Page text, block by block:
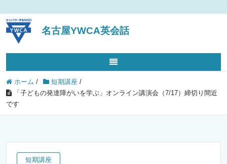
名古屋YWCA英会話
ホーム / 短期講座 /
「子どもの発達障がいを学ぶ」オンライン講演会（7/17）締切り間近
です
短期講座